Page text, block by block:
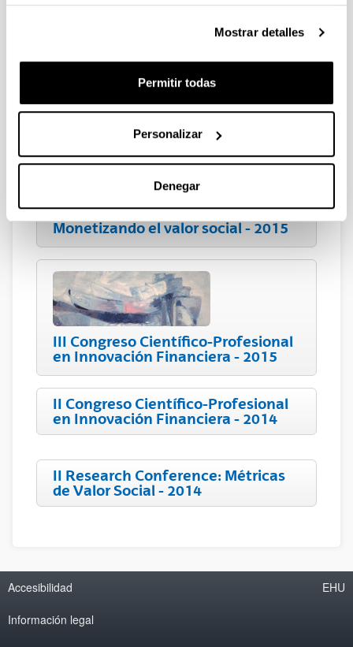
Mostrar detalles
Permitir todas
Personalizar
Denegar
XXVI Congreso EBEN - España
Málaga, 31 de mayo y 1 de junio 2018
III Research Conference:
Monetizando el valor social - 2015
III Congreso Científico-Profesional
en Innovación Financiera - 2015
II Congreso Científico-Profesional
en Innovación Financiera - 2014
II Research Conference: Métricas
de Valor Social - 2014
Accesibilidad
Información legal
EHU